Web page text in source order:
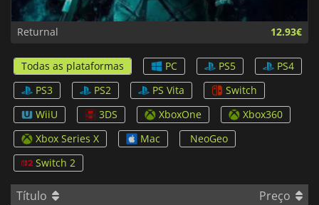
Returnal 12.93€
Todas as plataformas PC PS5
PS4
PS3
PS2 PS Vita
Switch
WiiU
3DS XboxOne
Xbox360
Xbox Series X
Mac
NeoGeo
Switch 2
Título Preço